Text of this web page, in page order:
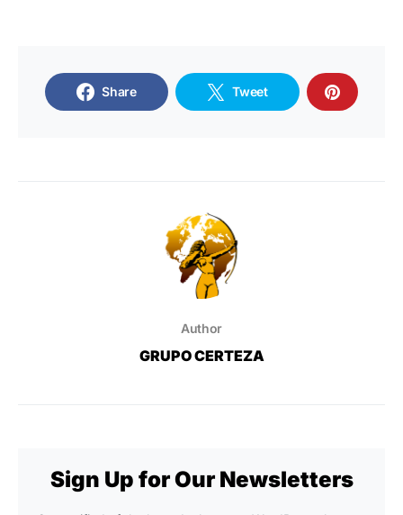
Share Tweet
Author
GRUPO CERTEZA
Sign Up for Our Newsletters